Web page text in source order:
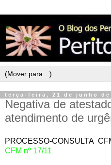
terça-feira, 21 de junho de
Negativa de
atendimento de
PROCESSO-CONSULTA
CFM nº 17/11